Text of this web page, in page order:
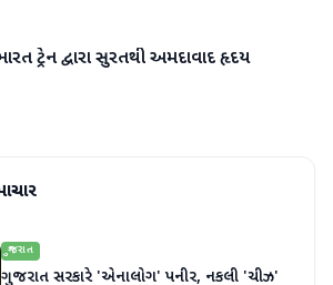
ટ્રેન દ્વારા સુરતથી અમદાવાદ હૃદય
ગુજરાત
ગુજરાત સરકારે 'એનાલોગ' પનીર, નકલી 'ચીઝ'